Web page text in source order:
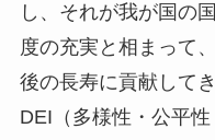
し、それが我が国の
度の充実と相まって
後の長寿に貢献して
DEI（多様性・公平